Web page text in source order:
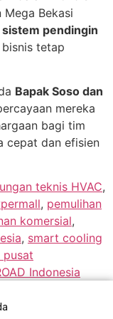
Mega Bekasi
sistem pendingin
tetap
Bapak Soso dan
mereka
bagi tim
cepat dan efisien
teknis HVAC,
, pemulihan
komersial,
, smart cooling
pusat
Indonesia